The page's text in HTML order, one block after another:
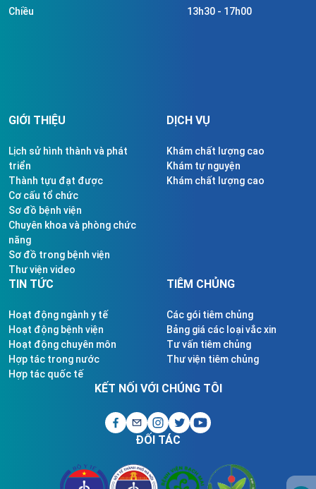
Chiều 13h30 - 17h00
GIỚI THIỆU
Lịch sử hình thành và phát
triển
Thành tựu đạt được
Cơ cấu tổ chức
Sơ đồ bệnh viện
Chuyên khoa và phòng chức
năng
Sơ đồ trong bệnh viện
Thư viện video
DỊCH VỤ
Khám chất lượng cao
Khám tự nguyện
Khám chất lượng cao
TIN TỨC
Hoạt động ngành y tế
Hoạt động bệnh viện
Hoạt động chuyên môn
Hợp tác trong nước
Hợp tác quốc tế
TIÊM CHỦNG
Các gói tiêm chủng
Bảng giá các loại vắc xin
Tư vấn tiêm chủng
Thư viện tiêm chủng
KẾT NỐI VỚI CHÚNG TÔI
ĐỐI TÁC